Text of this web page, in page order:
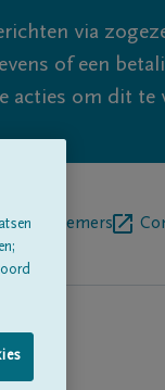
via
of een
acties om dit te